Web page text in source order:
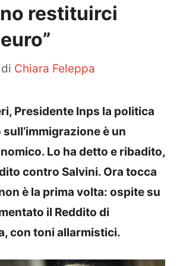
restituirci
di Chiara Feleppa
Presidente Inps la politica
è un
Lo ha detto e ribadito,
contro Salvini. Ora tocca
è la prima volta: ospite su
il Reddito di
con toni allarmistici.